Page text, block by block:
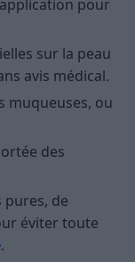
pour
sur la peau
avis médical.
muqueuses, ou
des
pures, de
éviter toute
.